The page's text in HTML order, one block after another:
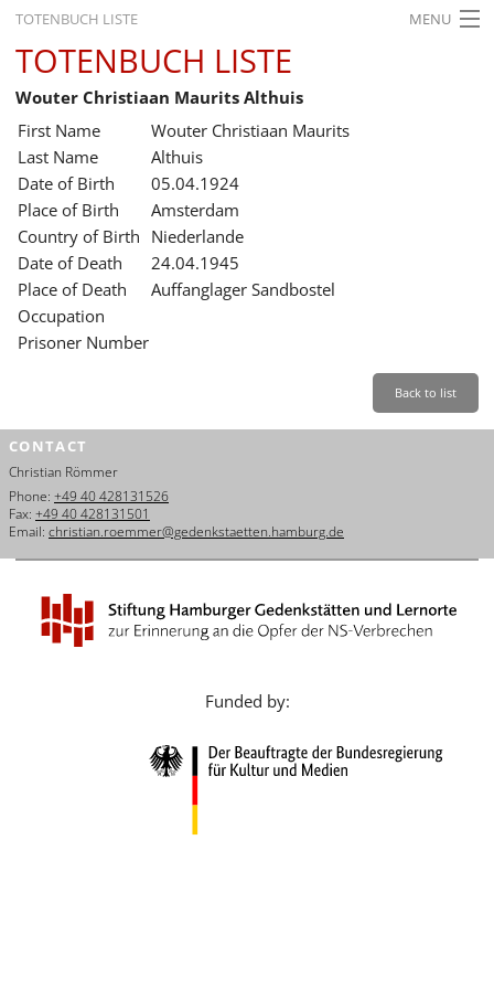
TOTENBUCH LISTE MENU
STARTSEITE
AUSSTELLUNGEN
GESCHICHTE
BILDUNG
FORSCHUNG
SERVICE
Leichte Sprache
Dansk
Español
Italiano
Nederlands
Português
TOTENBUCH LISTE
Wouter Christiaan Maurits Althuis
First Name
Wouter Christiaan Maurits
Last Name
Althuis
Date of Birth
05.04.1924
Place of Birth
Amsterdam
Country of Birth Niederlande
Date of Death
24.04.1945
Place of Death
Auffanglager Sandbostel
Occupation
Prisoner Number
Back to list
CONTACT
Christian Römmer
Phone: +49 40 428131526
Fax: +49 40 428131501
Email: christian.roemmer@gedenkstaetten.hamburg.de
Funded by: